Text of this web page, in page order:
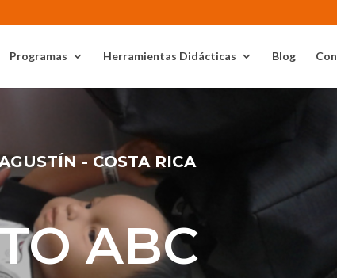
Programas Herramientas Didácticas Blog
- COSTA RICA
ABC